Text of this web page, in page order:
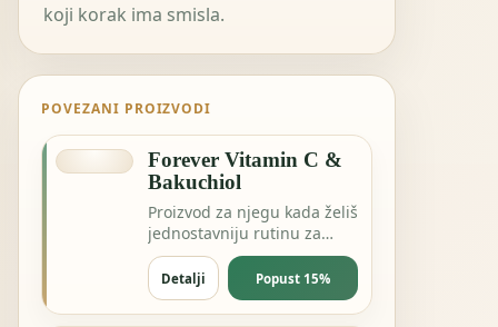
koji korak ima smisla.
POVEZANI PROIZVODI
Forever Vitamin C &
Bakuchiol
Proizvod za njegu kada želiš
jednostavniju rutinu za
kožu, kosu ili svakodnevnu
svježinu.
Detalji Popust 15%